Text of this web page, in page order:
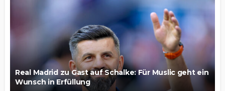
Real Madrid zu Gast auf Schalke: Für Muslic geht ein
Wunsch in Erfüllung